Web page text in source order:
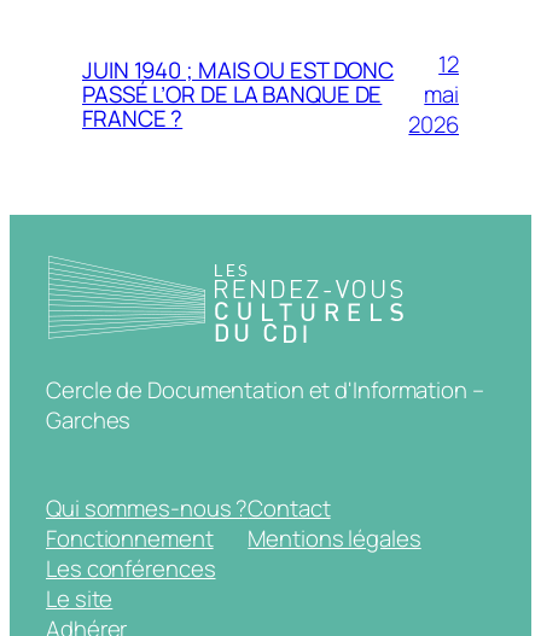
JUIN 1940 ; MAIS OU EST DONC
PASSÉ L’OR DE LA BANQUE DE
FRANCE ?
12
mai
2026
Cercle de Documentation et d'Information –
Garches
Qui sommes-nous ?
Fonctionnement
Les conférences
Le site
Adhérer
Contact
Mentions légales